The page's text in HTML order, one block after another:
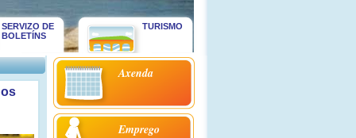
SERVIZO DE
BOLETÍNS
TURISMO
Axenda
Emprego